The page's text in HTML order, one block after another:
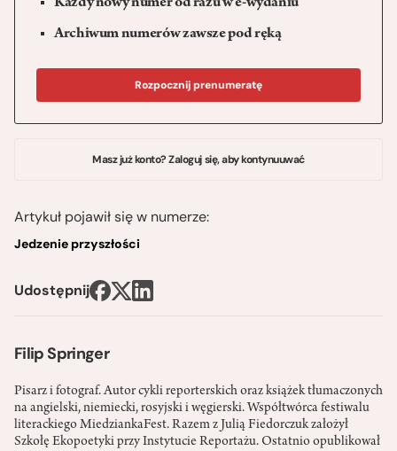
Filip Springer
Pisarz i fotograf. Autor cykli reporterskich oraz książek tłumaczonych
na angielski, niemiecki, rosyjski i węgierski. Współtwórca festiwalu
literackiego MiedziankaFest. Razem z Julią Fiedorczuk założył
Szkołę Ekopoetyki przy Instytucie Reportażu. Ostatnio opublikował
Każdy nowy numer od razu w e-wydaniu
Archiwum numerów zawsze pod ręką
Rozpocznij prenumeratę
Masz już konto? Zaloguj się, aby kontynuuwać
Artykuł pojawił się w numerze:
Jedzenie przyszłości
Udostępnij